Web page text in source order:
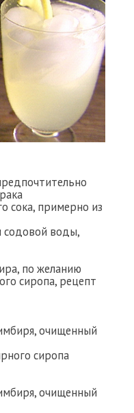
сока, примерно из
содовой воды,
по желанию
сиропа, рецепт
очищенный
сиропа
очищенный